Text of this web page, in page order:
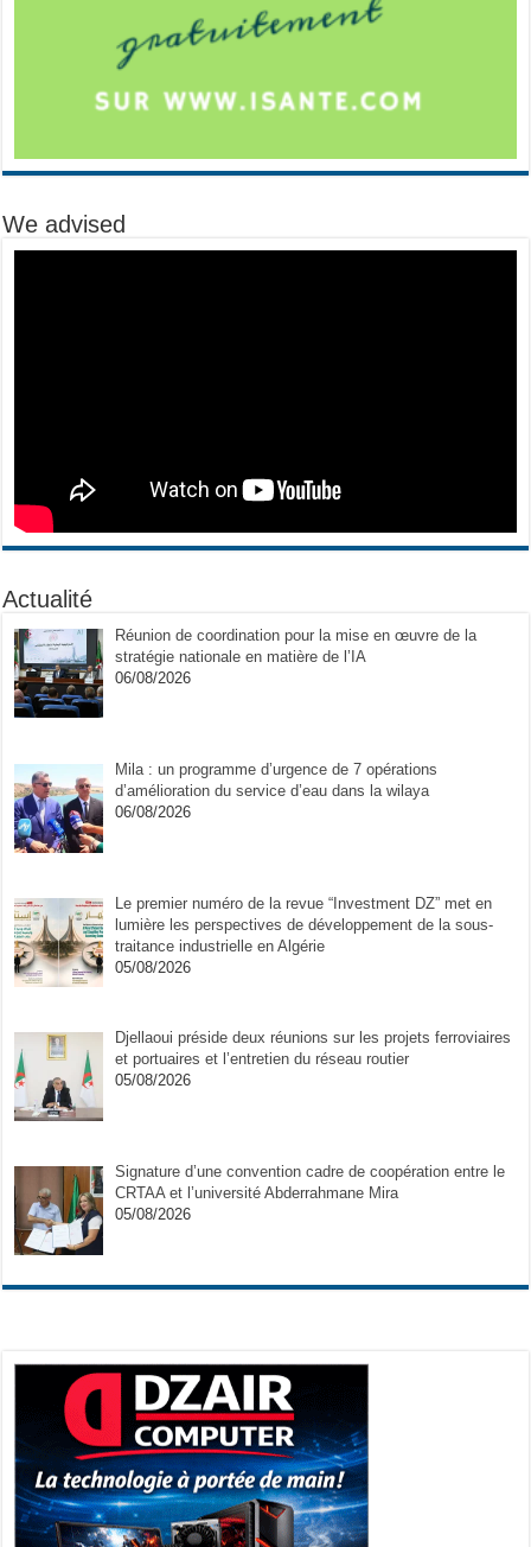
We advised
Actualité
Réunion de coordination pour la mise en œuvre de la
stratégie nationale en matière de l’IA
06/08/2026
Mila : un programme d’urgence de 7 opérations
d’amélioration du service d’eau dans la wilaya
06/08/2026
Le premier numéro de la revue “Investment DZ” met en
lumière les perspectives de développement de la sous-
traitance industrielle en Algérie
05/08/2026
Djellaoui préside deux réunions sur les projets ferroviaires
et portuaires et l’entretien du réseau routier
05/08/2026
Signature d’une convention cadre de coopération entre le
CRTAA et l’université Abderrahmane Mira
05/08/2026